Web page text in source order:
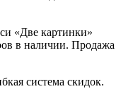
«Две картинки»
в наличии. Продажа
система скидок.